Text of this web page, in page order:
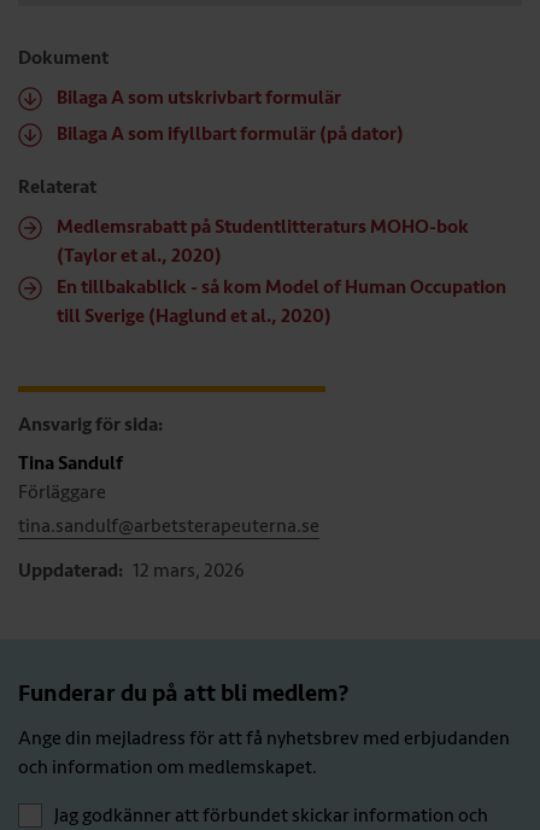
Dokument
Bilaga A som utskrivbart formulär
Bilaga A som ifyllbart formulär (på dator)
Relaterat
Medlemsrabatt på Studentlitteraturs MOHO-bok
(Taylor et al., 2020)
En tillbakablick - så kom Model of Human Occupation
till Sverige (Haglund et al., 2020)
Ansvarig för sida:
Tina Sandulf
Förläggare
tina.sandulf@arbetsterapeuterna.se
Uppdaterad: 12 mars, 2026
Funderar du på att bli medlem?
Ange din mejladress för att få nyhetsbrev med erbjudanden
och information om medlemskapet.
Jag godkänner att förbundet skickar information och